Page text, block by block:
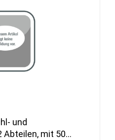
und
mit 50